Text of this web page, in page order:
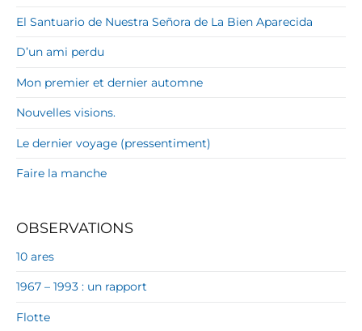
El Santuario de Nuestra Señora de La Bien Aparecida
D’un ami perdu
Mon premier et dernier automne
Nouvelles visions.
Le dernier voyage (pressentiment)
Faire la manche
OBSERVATIONS
10 ares
1967 – 1993 : un rapport
Flotte